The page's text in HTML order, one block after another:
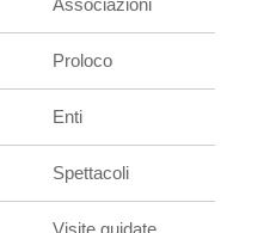
Associazioni
Proloco
Enti
Spettacoli
Visite guidate